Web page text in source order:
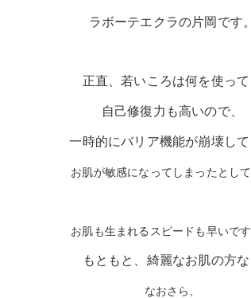
ラボーテエクラの片岡です。
正直、若いころは何を使って
自己修復力も高いので、
一時的にバリア機能が崩壊して
お肌が敏感になってしまったとして
お肌も生まれるスピードも早いです
もともと、綺麗なお肌の方な
なおさら、